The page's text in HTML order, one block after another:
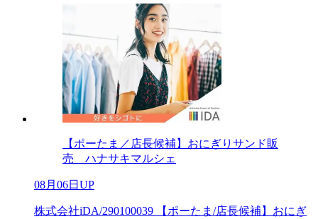
【ポーたま／店長候補】おにぎりサンド販
売 ハナサキマルシェ
08月06日UP
株式会社iDA/290100039 【ポーたま/店長候補】おにぎ